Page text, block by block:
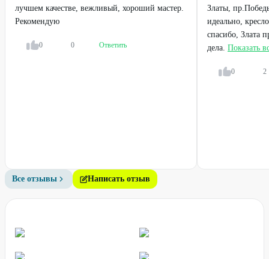
лучшем качестве, вежливый, хороший мастер.
Рекомендую
0 0 Ответить
Златы,
идеально,
спасибо, Злата
дела. Показать
0 2
Все отзывы Написать отзыв